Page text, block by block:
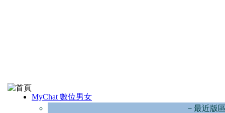
MyChat 數位男女
－最近版